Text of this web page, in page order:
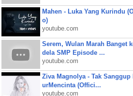
Mahen - Luka Yang Kurindu
o)
youtube.com
Serem, Wulan Marah Banget
dela SMP Episode ...
youtube.com
Ziva Magnolya - Tak Sanggup
urMencinta (Offici...
youtube.com